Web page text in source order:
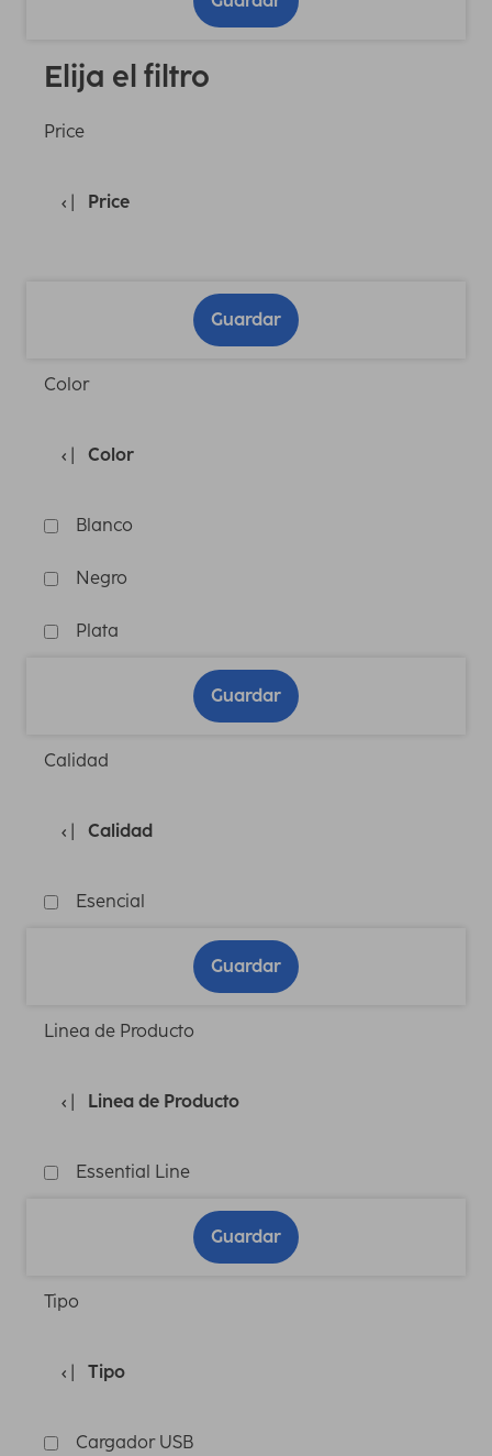
Elija el filtro
Price
Price
Guardar
Color
Color
Blanco
Negro
Plata
Guardar
Calidad
Calidad
Esencial
Guardar
Linea de Producto
Linea de Producto
Essential Line
Guardar
Tipo
Tipo
Cargador USB